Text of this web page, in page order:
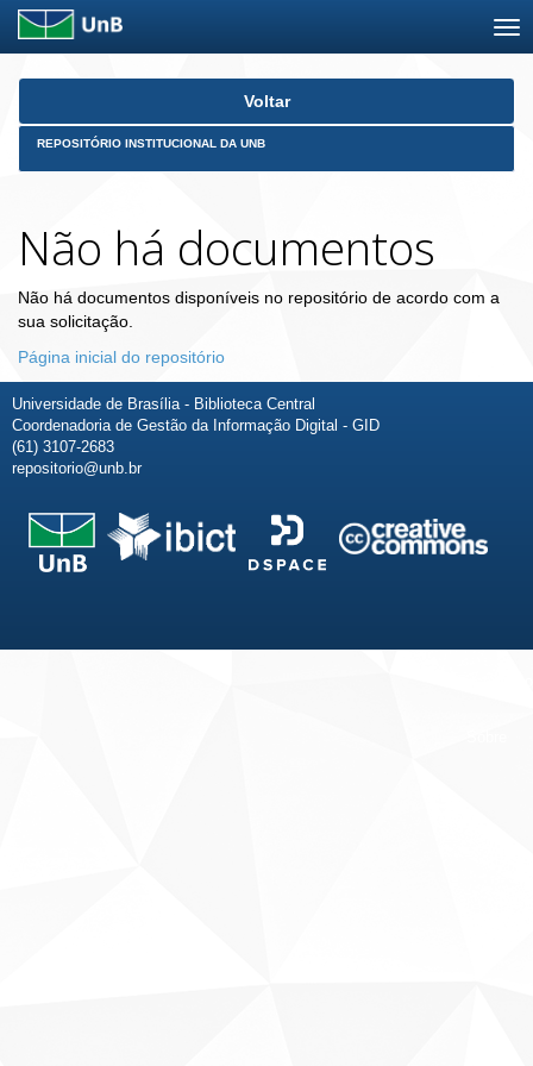
Skip
Voltar
REPOSITÓRIO INSTITUCIONAL DA UNB
Não há documentos
Não há documentos disponíveis no repositório de acordo com a
sua solicitação.
Página inicial do repositório
Universidade de Brasília - Biblioteca Central
Coordenadoria de Gestão da Informação Digital - GID
(61) 3107-2683
repositorio@unb.br